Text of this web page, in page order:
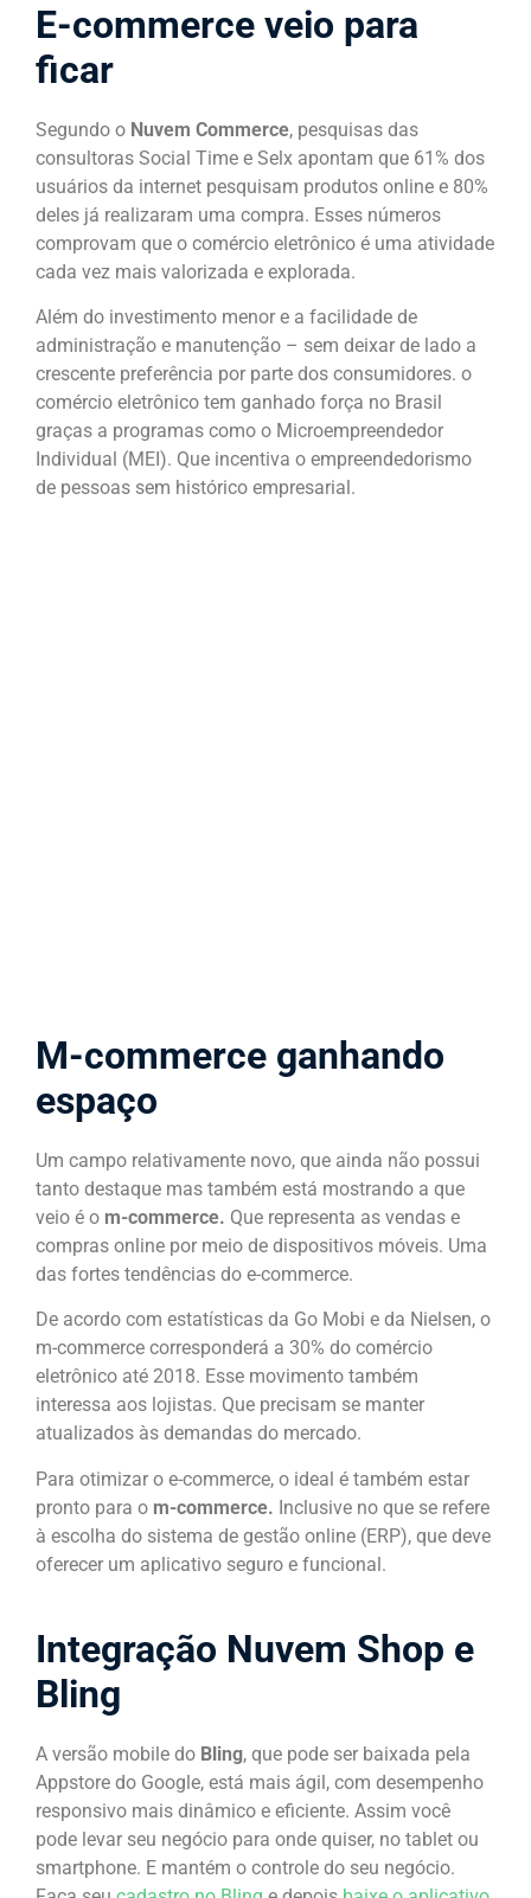
E-commerce veio para
ficar
Segundo o Nuvem Commerce, pesquisas das
consultoras Social Time e Selx apontam que 61% dos
usuários da internet pesquisam produtos online e 80%
deles já realizaram uma compra. Esses números
comprovam que o comércio eletrônico é uma atividade
cada vez mais valorizada e explorada.
Além do investimento menor e a facilidade de
administração e manutenção – sem deixar de lado a
crescente preferência por parte dos consumidores. o
comércio eletrônico tem ganhado força no Brasil
graças a programas como o Microempreendedor
Individual (MEI). Que incentiva o empreendedorismo
de pessoas sem histórico empresarial.
M-commerce ganhando
espaço
Um campo relativamente novo, que ainda não possui
tanto destaque mas também está mostrando a que
veio é o m-commerce. Que representa as vendas e
compras online por meio de dispositivos móveis. Uma
das fortes tendências do e-commerce.
De acordo com estatísticas da Go Mobi e da Nielsen, o
m-commerce corresponderá a 30% do comércio
eletrônico até 2018. Esse movimento também
interessa aos lojistas. Que precisam se manter
atualizados às demandas do mercado.
Para otimizar o e-commerce, o ideal é também estar
pronto para o m-commerce. Inclusive no que se refere
à escolha do sistema de gestão online (ERP), que deve
oferecer um aplicativo seguro e funcional.
Integração Nuvem Shop e
Bling
A versão mobile do Bling, que pode ser baixada pela
Appstore do Google, está mais ágil, com desempenho
responsivo mais dinâmico e eficiente. Assim você
pode levar seu negócio para onde quiser, no tablet ou
smartphone. E mantém o controle do seu negócio.